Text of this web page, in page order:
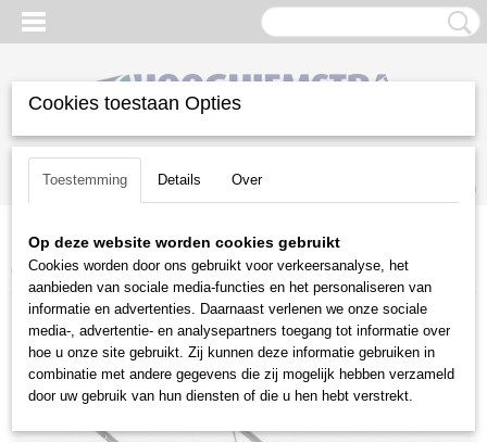
Inloggen Registreren
(0)
Home >Gazononderhoud>Verticuteermachines
Goat CR 551 V
Cookies toestaan Opties
Toestemming Details Over
Op deze website worden cookies gebruikt
Cookies worden door ons gebruikt voor verkeersanalyse, het
aanbieden van sociale media-functies en het personaliseren van
informatie en advertenties. Daarnaast verlenen we onze sociale
media-, advertentie- en analysepartners toegang tot informatie over
hoe u onze site gebruikt. Zij kunnen deze informatie gebruiken in
combinatie met andere gegevens die zij mogelijk hebben verzameld
door uw gebruik van hun diensten of die u hen hebt verstrekt.